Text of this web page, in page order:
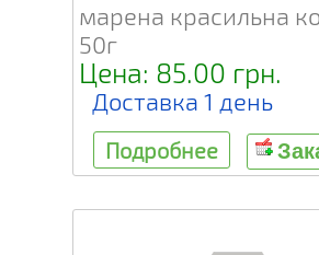
марена красильна
50г
Цена: 85.00 грн.
Доставка 1 день
Подробнее